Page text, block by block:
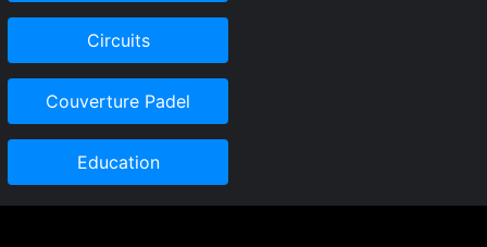
Circuits
Couverture Padel
Education